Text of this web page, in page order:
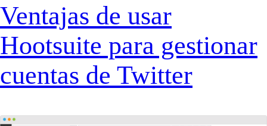
Ventajas de usar
Hootsuite para gestionar
cuentas de Twitter